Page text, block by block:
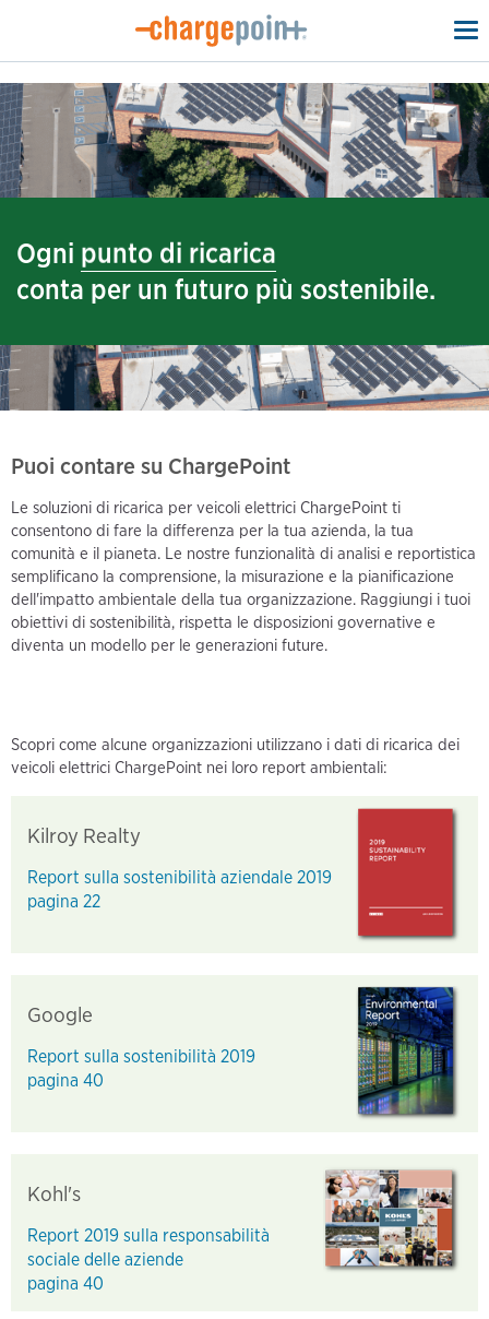
Ogni punto di ricarica
kWh
conducente di veicoli elettrici
conta per un futuro più sostenibile.
Puoi contare su ChargePoint
Le soluzioni di ricarica per veicoli elettrici ChargePoint ti
consentono di fare la differenza per la tua azienda, la tua
comunità e il pianeta. Le nostre funzionalità di analisi e reportistica
semplificano la comprensione, la misurazione e la pianificazione
dell'impatto ambientale della tua organizzazione. Raggiungi i tuoi
obiettivi di sostenibilità, rispetta le disposizioni governative e
diventa un modello per le generazioni future.
Scopri come alcune organizzazioni utilizzano i dati di ricarica dei
veicoli elettrici ChargePoint nei loro report ambientali:
Kilroy Realty
Report sulla sostenibilità aziendale 2019
pagina 22
Google
Report sulla sostenibilità 2019
pagina 40
Kohl's
Report 2019 sulla responsabilità
sociale delle aziende
pagina 40